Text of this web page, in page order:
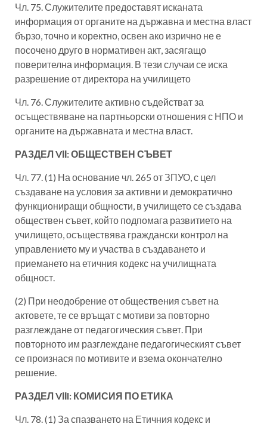
Чл. 75. Служителите предоставят исканата
информация от органите на държавна и местна власт
бързо, точно и коректно, освен ако изрично не е
посочено друго в нормативен акт, засягащо
поверителна информация. В тези случаи се иска
разрешение от директора на училището
Чл. 76. Служителите активно съдействат за
осъществяване на партньорски отношения с НПО и
органите на държавната и местна власт.
РАЗДЕЛ VІІ: ОБЩЕСТВЕН СЪВЕТ
Чл. 77. (1) На основание чл. 265 от ЗПУО, с цел
създаване на условия за активни и демократично
функциониращи общности, в училището се създава
обществен съвет, който подпомага развитието на
училището, осъществява граждански контрол на
управлението му и участва в създаването и
приемането на етичния кодекс на училищната
общност.
(2) При неодобрение от обществения съвет на
актовете, те се връщат с мотиви за повторно
разглеждане от педагогическия съвет. При
повторното им разглеждане педагогическият съвет
се произнася по мотивите и взема окончателно
решение.
РАЗДЕЛ VІІI: КОМИСИЯ ПО ЕТИКА
Чл. 78. (1) За спазването на Етичния кодекс и